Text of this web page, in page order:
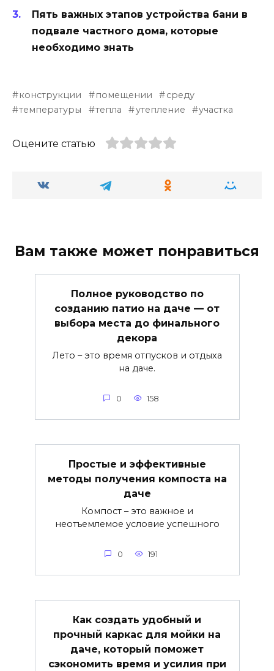
Пять важных этапов устройства бани в
подвале частного дома, которые
необходимо знать
конструкции помещении
среду
температуры
тепла утепление участка
Оцените статью
Вам также может понравиться
Полное руководство по
созданию патио на даче — от
выбора места до финального
декора
Лето – это время отпусков и отдыха
на даче.
0 158
Простые и эффективные
методы получения компоста на
даче
Компост – это важное и
неотъемлемое условие успешного
0 191
Как создать удобный и
прочный каркас для мойки на
даче, который поможет
сэкономить время и усилия при